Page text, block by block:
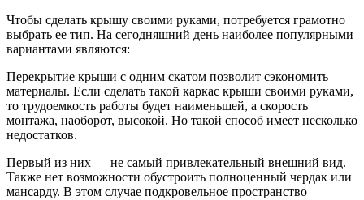
Чтобы сделать крышу своими руками, потребуется грамотно
выбрать ее тип. На сегодняшний день наиболее популярными
вариантами являются:
Перекрытие крыши с одним скатом позволит сэкономить
материалы. Если сделать такой каркас крыши своими руками,
то трудоемкость работы будет наименьшей, а скорость
монтажа, наоборот, высокой. Но такой способ имеет несколько
недостатков.
Первый из них — не самый привлекательный внешний вид.
Также нет возможности обустроить полноценный чердак или
мансарду. В этом случае подкровельное пространство